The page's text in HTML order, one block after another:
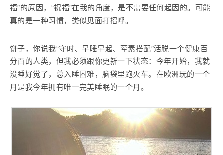
福”的原因，“祝福”在我的角度，是不需要任何起因的。可能
真的是一种习惯，类似见面打招呼。
饼子，你说我“守时、早睡早起、荤素搭配”活脱一个健康百
分百的人类，但我必须跟你更新一下状态：今年开始，我就
没睡好觉了，总入睡困难，脑袋里跑火车。在欧洲玩的一个
月是我今年拥有唯一完美睡眠的一个月。